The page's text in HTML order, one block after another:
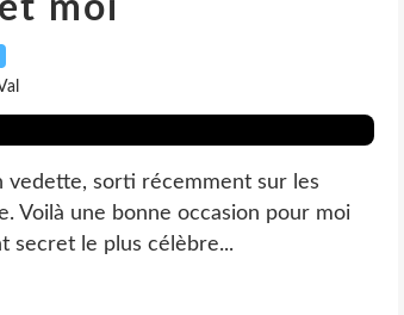
moi
vedette, sorti récemment sur les
Voilà une bonne occasion pour moi
secret le plus célèbre...